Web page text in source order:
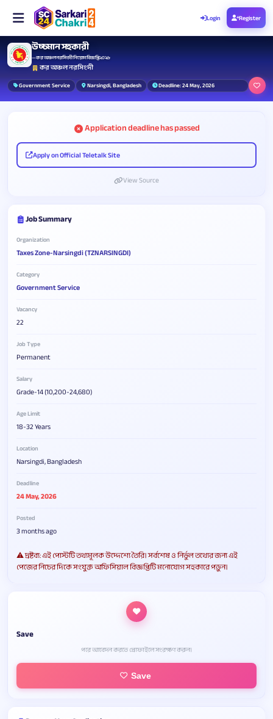
Login Register
উচ্চমান সহকারী
— কর অঞ্চল নরসিংদী নিয়োগ বিজ্ঞপ্তি ২০২৬
কর অঞ্চল নরসিংদী
Government Service Narsingdi, Bangladesh Deadline: 24 May, 2026
Application deadline has passed
Apply on Official Teletalk Site
View Source
Job Summary
Organization
Taxes Zone-Narsingdi (TZNARSINGDI)
Category
Government Service
Vacancy
22
Job Type
Permanent
Salary
Grade-14 (10,200-24,680)
Age Limit
18-32 Years
Location
Narsingdi, Bangladesh
Deadline
24 May, 2026
Posted
3 months ago
⚠️ দ্রষ্টব্য: এই পোস্টটি তথ্যমূলক উদ্দেশ্যে তৈরি। সর্বশেষ ও নির্ভুল তথ্যের জন্য এই
পেজের নিচের দিকে সংযুক্ত অফিসিয়াল বিজ্ঞপ্তিটি মনোযোগ সহকারে পড়ুন।
Save
পরে আবেদন করতে প্রোফাইলে সংরক্ষণ করুন।
Save